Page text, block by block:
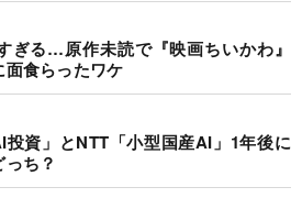
ぎる…原作未読で『映画ちいかわ』
食らったワケ
資」とNTT「小型国産AI」1年後に
ち？